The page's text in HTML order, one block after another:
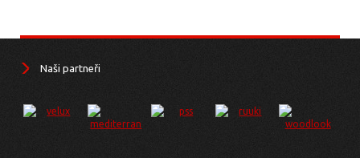
Naši partneři